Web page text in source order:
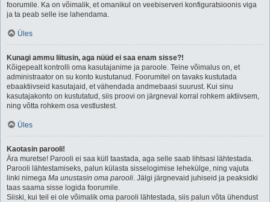
foorumile. Ka on võimalik, et omanikul on veebiserveri konfiguratsioonis viga
ja ta peab selle ise lahendama.
Üles
Kunagi ammu liitusin, aga nüüd ei saa enam sisse?!
Kõigepealt kontrolli oma kasutajanime ja paroole. Teine võimalus on, et
administraator on su konto kustutanud. Foorumitel on tavaks kustutada
ebaaktiivseid kasutajaid, et vähendada andmebaasi suurust. Kui sinu
kasutajakonto on kustutatud, siis proovi on järgneval korral rohkem aktiivsem,
ning võtta rohkem osa vestlustest.
Üles
Kaotasin parooli!
Ära muretse! Parooli ei saa küll taastada, aga selle saab lihtsasi lähtestada.
Parooli lähtestamiseks, palun külasta sisselogimise lehekülge, ning vajuta
linki nimega Ma unustasin oma parooli. Jälgi järgnevaid juhiseid ja peaksidki
taas saama sisse logida foorumile.
Siiski, kui teil ei ole võimalik oma parooli lähtestada, siis palun võta ühendust